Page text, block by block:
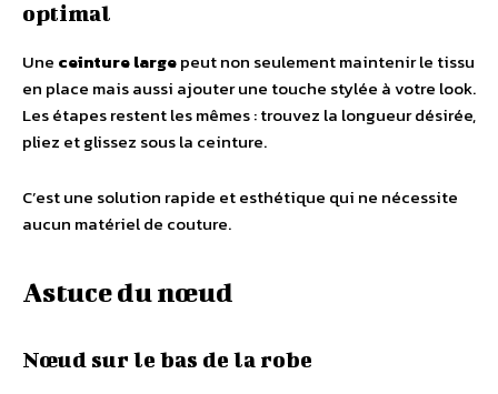
optimal
Une ceinture largepeut non seulement maintenir le tissu
en place mais aussi ajouter une touche stylée à votre look.
Les étapes restent les mêmes : trouvez la longueur désirée,
pliez et glissez sous la ceinture.
C’est une solution rapide et esthétique qui ne nécessite
aucun matériel de couture.
Astuce du nœud
Nœud sur le bas de la robe